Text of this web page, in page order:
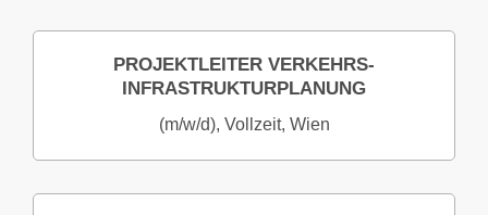
PROJEKTLEITER VERKEHRS­
INFRASTRUKTURPL­AN­UNG
(m/w/d), Vollzeit, Wien